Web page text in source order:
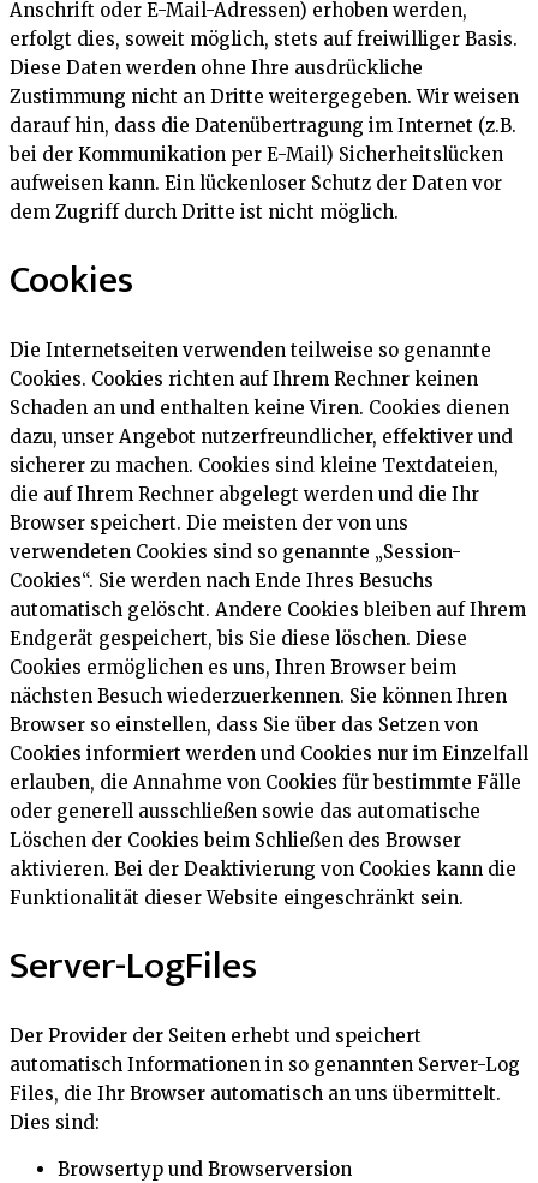
Anschrift oder E-Mail-Adressen) erhoben werden,
erfolgt dies, soweit möglich, stets auf freiwilliger Basis.
Diese Daten werden ohne Ihre ausdrückliche
Zustimmung nicht an Dritte weitergegeben. Wir weisen
darauf hin, dass die Datenübertragung im Internet (z.B.
bei der Kommunikation per E-Mail) Sicherheitslücken
aufweisen kann. Ein lückenloser Schutz der Daten vor
dem Zugriff durch Dritte ist nicht möglich.
Cookies
Die Internetseiten verwenden teilweise so genannte
Cookies. Cookies richten auf Ihrem Rechner keinen
Schaden an und enthalten keine Viren. Cookies dienen
dazu, unser Angebot nutzerfreundlicher, effektiver und
sicherer zu machen. Cookies sind kleine Textdateien,
die auf Ihrem Rechner abgelegt werden und die Ihr
Browser speichert. Die meisten der von uns
verwendeten Cookies sind so genannte „Session-
Cookies“. Sie werden nach Ende Ihres Besuchs
automatisch gelöscht. Andere Cookies bleiben auf Ihrem
Endgerät gespeichert, bis Sie diese löschen. Diese
Cookies ermöglichen es uns, Ihren Browser beim
nächsten Besuch wiederzuerkennen. Sie können Ihren
Browser so einstellen, dass Sie über das Setzen von
Cookies informiert werden und Cookies nur im Einzelfall
erlauben, die Annahme von Cookies für bestimmte Fälle
oder generell ausschließen sowie das automatische
Löschen der Cookies beim Schließen des Browser
aktivieren. Bei der Deaktivierung von Cookies kann die
Funktionalität dieser Website eingeschränkt sein.
Server-LogFiles
Der Provider der Seiten erhebt und speichert
automatisch Informationen in so genannten Server-Log
Files, die Ihr Browser automatisch an uns übermittelt.
Dies sind:
Browsertyp und Browserversion